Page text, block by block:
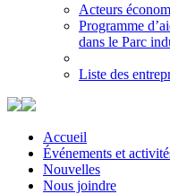
Acteurs
Programme
dans le Parc
Liste des
Accueil
Événements et
Nouvelles
Nous joindre